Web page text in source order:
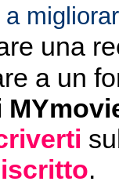
una
a un
.